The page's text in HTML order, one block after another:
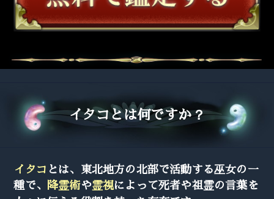
イタコとは何ですか？
イタコ とは、東北地方の北部で活動する巫女の一
種で、 降霊術や霊視によって死者や祖霊の言葉を